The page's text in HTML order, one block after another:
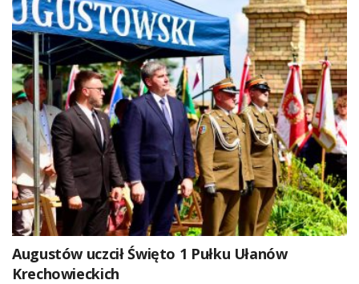
Augustów uczcił Święto 1 Pułku Ułanów
Krechowieckich